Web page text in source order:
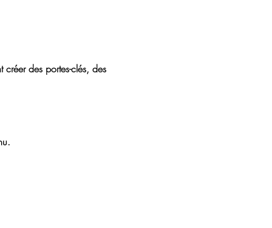
créer des portes-clés, des